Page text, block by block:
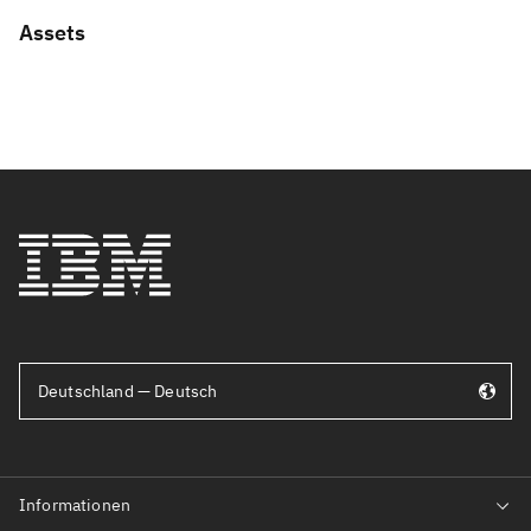
Assets
Deutschland — Deutsch